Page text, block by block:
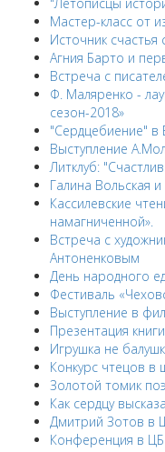
Мастер-класс от
Источник
Агния Барто и
Встреча с
Ф. Маляренко -
сезон-2018»
"Сердцебиение" в
Выступление
Литклуб:
Галина Вольская
Кассилевские
намагниченной».
Встреча с
Антоненковым
День народного
Фестиваль
Выступление в
Презентация
Игрушка не
Конкурс чтецов в
Золотой томик
Как сердцу
Дмитрий Зотов в
Конференция в ЦБ